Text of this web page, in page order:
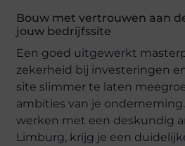
Bouw met vertrouwen aan
jouw bedrijfssite
Een goed uitgewerkt
zekerheid bij investeringen
site slimmer te laten
ambities van je
werken met een deskundig
Limburg, krijg je een